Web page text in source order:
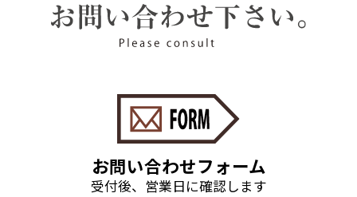
お問い合わせフォーム
受付後、営業日に確認します